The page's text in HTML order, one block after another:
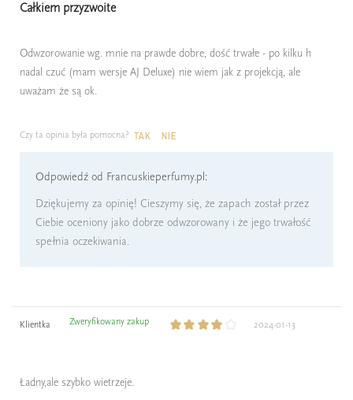
Całkiem przyzwoite
Odwzorowanie wg. mnie na prawde dobre, dość trwałe - po kilku h
nadal czuć (mam wersje AJ Deluxe) nie wiem jak z projekcją, ale
uważam że są ok.
Czy ta opinia była pomocna? TAK NIE
Odpowiedź od Francuskieperfumy.pl:
Dziękujemy za opinię! Cieszymy się, że zapach został przez
Ciebie oceniony jako dobrze odwzorowany i że jego trwałość
spełnia oczekiwania.
Klientka Zweryfikowany zakup 2024-01-13
Ładny,ale szybko wietrzeje.